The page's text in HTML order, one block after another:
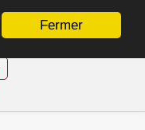
Fermer